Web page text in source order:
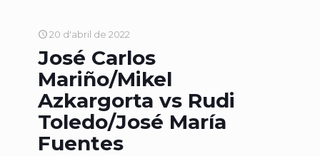
20 d'abril de 2022
José Carlos
Mariño/Mikel
Azkargorta vs Rudi
Toledo/José María
Fuentes